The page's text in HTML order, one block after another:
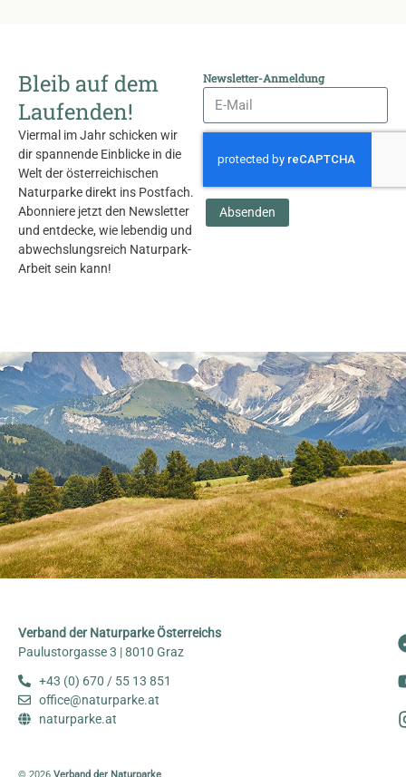
Bleib auf dem
Laufenden!
Viermal im Jahr schicken wir
dir spannende Einblicke in die
Welt der österreichischen
Naturparke direkt ins Postfach.
Abonniere jetzt den Newsletter
und entdecke, wie lebendig und
abwechslungsreich Naturpark-
Arbeit sein kann!
Newsletter-Anmeldung
Absenden
Verband der Naturparke Österreichs
Paulustorgasse 3 | 8010 Graz
+43 (0) 670 / 55 13 851
office@naturparke.at
naturparke.at